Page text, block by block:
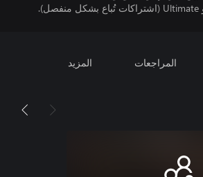
المراجعات المزيد